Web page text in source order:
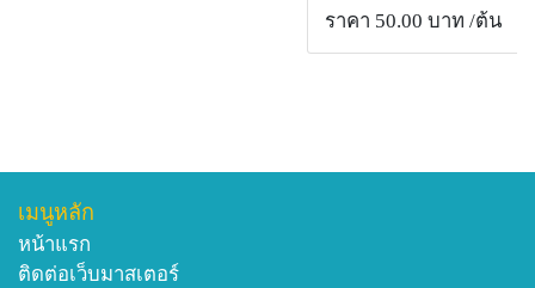
ราคา 50.00 บาท /ต้น
เมนูหลัก
หน้าแรก
ติดต่อเว็บมาสเตอร์